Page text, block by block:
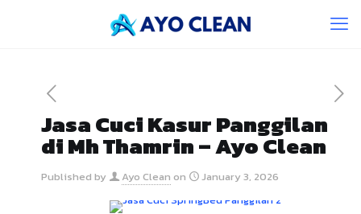
Jasa Cuci Kasur Panggilan
di Mh Thamrin – Ayo Clean
Published by Ayo Clean on January 3, 2026